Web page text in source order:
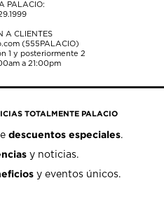
PALACIO:
A CLIENTES
(555PALACIO)
1 y posteriormente 2
a 21:00pm
TOTALMENTE PALACIO
descuentos especiales.
y noticias.
y eventos únicos.